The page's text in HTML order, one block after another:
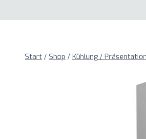
Start / Shop / Kühlung / Präsentation